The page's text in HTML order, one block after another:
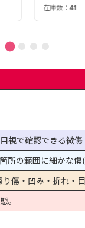
在庫数： 41
視で確認できる微
所の範囲に細かな
傷・凹み・折れ・
。